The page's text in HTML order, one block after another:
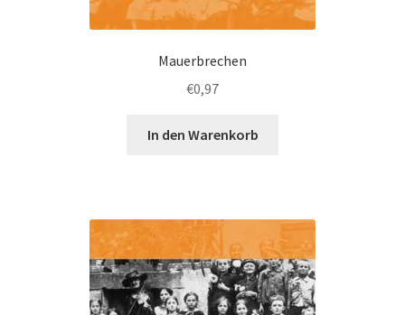
Mauerbrechen
€0,97
In den Warenkorb